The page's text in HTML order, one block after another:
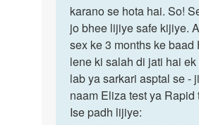
kiya…
by
Harsh
T
p
karano se hota hai. So!
jo bhee lijiye safe kijiye.
sex ke 3 months ke baad
lene ki salah di jati hai
lab ya sarkari asptal se -
naam Eliza test ya Rapid
Ise padh lijiye: